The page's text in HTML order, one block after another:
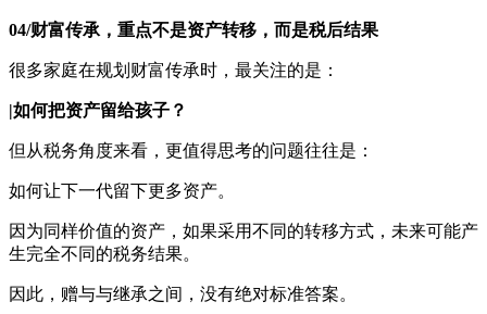
04/财富传承，重点不是资产转移，而是税后结果
很多家庭在规划财富传承时，最关注的是：
|如何把资产留给孩子？
但从税务角度来看，更值得思考的问题往往是：
如何让下一代留下更多资产。
因为同样价值的资产，如果采用不同的转移方式，未来可能产
生完全不同的税务结果。
因此，赠与与继承之间，没有绝对标准答案。